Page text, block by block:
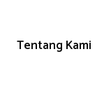
Tentang Kami